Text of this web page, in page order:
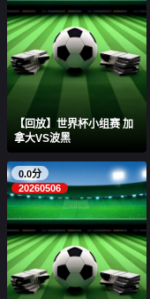
【回放】世界杯小组赛 加
拿大VS波黑
0.0分
20260506